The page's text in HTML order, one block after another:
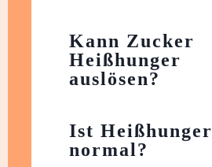
Kann Zucker
Heißhunger
auslösen?
Ist Heißhunger
normal?